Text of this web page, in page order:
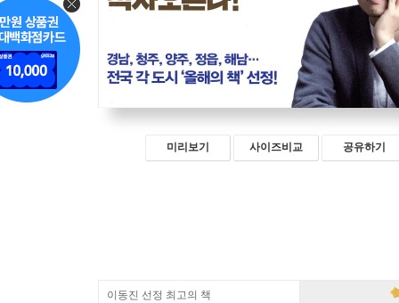
미리보기 사이즈비교 공유하기
이동진 선정 최고의 책